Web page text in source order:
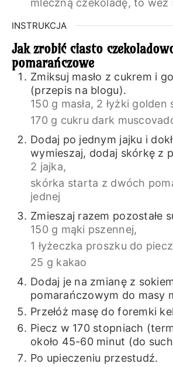
mleczną czekoladę, to weź
INSTRUKCJA
Jak zrobić ciasto
pomarańczowe
Zmiksuj masło z cukrem i
(przepis na blogu).
150 g masła, 2 łyżki golden
170 g cukru dark
Dodaj po jednym jajku i
wymieszaj, dodaj skórkę z
2 jajka,
skórka starta z dwóch
jednej
Zmieszaj razem pozostałe
150 g mąki pszennej,
1 łyżeczka proszku do
25 g kakao
Dodaj je na zmianę z
pomarańczowym do masy
Przełóż masę do foremki
Piecz w 170 stopniach
około 45-60 minut (do
Po upieczeniu przestudź.